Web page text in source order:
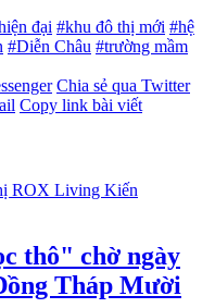
đại #khu đô thị mới #hệ
#Diễn Châu #trường mầm
Chia sẻ qua Twitter
Copy link bài viết
thô" chờ ngày
Tháp Mười